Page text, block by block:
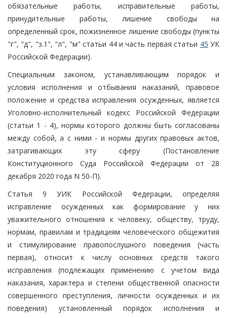
обязательные работы, исправительные работы,
принудительные работы, лишение свободы на
определенный срок, пожизненное лишение свободы (пункты
"г", "д", "з.1", "л", "м" статьи 44 и часть первая статьи 45 УК
Российской Федерации).
Специальным законом, устанавливающим порядок и
условия исполнения и отбывания наказаний, правовое
положение и средства исправления осужденных, является
Уголовно-исполнительный кодекс Российской Федерации
(статьи 1 - 4), нормы которого должны быть согласованы
между собой, а с ними - и нормы других правовых актов,
затрагивающих эту сферу (Постановление
Конституционного Суда Российской Федерации от 28
декабря 2020 года N 50-П).
Статья 9 УИК Российской Федерации, определяя
исправление осужденных как формирование у них
уважительного отношения к человеку, обществу, труду,
нормам, правилам и традициям человеческого общежития
и стимулирование правопослушного поведения (часть
первая), относит к числу основных средств такого
исправления (подлежащих применению с учетом вида
наказания, характера и степени общественной опасности
совершенного преступления, личности осужденных и их
поведения) установленный порядок исполнения и